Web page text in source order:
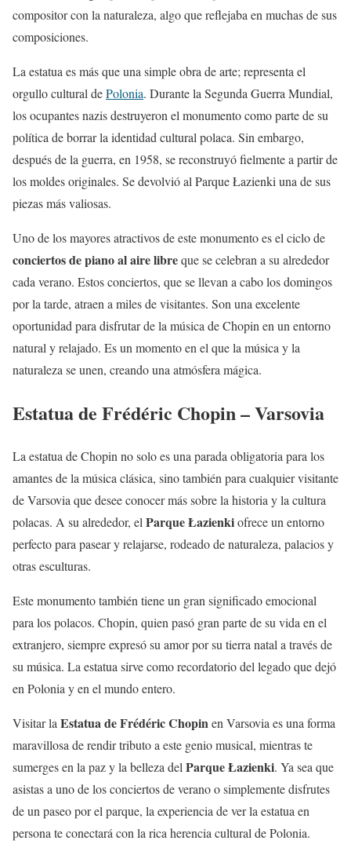
compositor con la naturaleza, algo que reflejaba en muchas de sus
composiciones.
La estatua es más que una simple obra de arte; representa el
orgullo cultural dePolonia. Durante la Segunda Guerra Mundial,
los ocupantes nazis destruyeron el monumento como parte de su
política de borrar la identidad cultural polaca. Sin embargo,
después de la guerra, en 1958, se reconstruyó fielmente a partir de
los moldes originales. Se devolvió al Parque Łazienki una de sus
piezas más valiosas.
Uno de los mayores atractivos de este monumento es el ciclo de
conciertos de piano al aire libreque se celebran a su alrededor
cada verano. Estos conciertos, que se llevan a cabo los domingos
por la tarde, atraen a miles de visitantes. Son una excelente
oportunidad para disfrutar de la música de Chopin en un entorno
natural y relajado. Es un momento en el que la música y la
naturaleza se unen, creando una atmósfera mágica.
Estatua de Frédéric Chopin – Varsovia
La estatua de Chopin no solo es una parada obligatoria para los
amantes de la música clásica, sino también para cualquier visitante
de Varsovia que desee conocer más sobre la historia y la cultura
polacas. A su alrededor, el Parque Łazienkiofrece un entorno
perfecto para pasear y relajarse, rodeado de naturaleza, palacios y
otras esculturas.
Este monumento también tiene un gran significado emocional
para los polacos. Chopin, quien pasó gran parte de su vida en el
extranjero, siempre expresó su amor por su tierra natal a través de
su música. La estatua sirve como recordatorio del legado que dejó
en Polonia y en el mundo entero.
Visitar la Estatua de Frédéric Chopin en Varsovia es una forma
maravillosa de rendir tributo a este genio musical, mientras te
sumerges en la paz y la belleza del Parque Łazienki. Ya sea que
asistas a uno de los conciertos de verano o simplemente disfrutes
de un paseo por el parque, la experiencia de ver la estatua en
persona te conectará con la rica herencia cultural de Polonia.